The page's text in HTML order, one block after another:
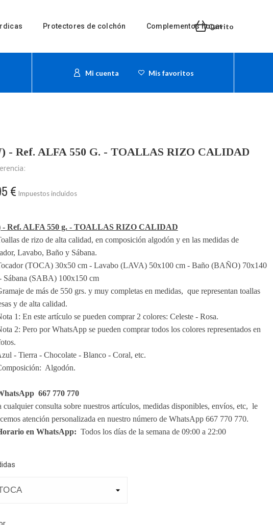
Protectores de colchón Complementos hogar
Carrito
Mi cuenta Mis favoritos
- Ref. ALFA 550 G. - TOALLAS RIZO CALIDAD
€ Impuestos incluidos
- Ref. ALFA 550 g. - TOALLAS RIZO CALIDAD
de rizo de alta calidad, en composición algodón y en las medidas de
Lavabo, Baño y Sábana.
(TOCA) 30x50 cm - Lavabo (LAVA) 50x100 cm - Baño (BAÑO) 70x140
Sábana (SABA) 100x150 cm
de más de 550 grs. y muy completas en medidas, que representan toallas
y de alta calidad.
1: En este artículo se pueden comprar 2 colores: Celeste - Rosa.
2: Pero por WhatsApp se pueden comprar todos los colores representados en
- Tierra - Chocolate - Blanco - Coral, etc.
Algodón.
667 770 770
cualquier consulta sobre nuestros artículos, medidas disponibles, envíos, etc, le
atención personalizada en nuestro número de WhatsApp 667 770 770.
en WhatsApp: Todos los días de la semana de 09:00 a 22:00